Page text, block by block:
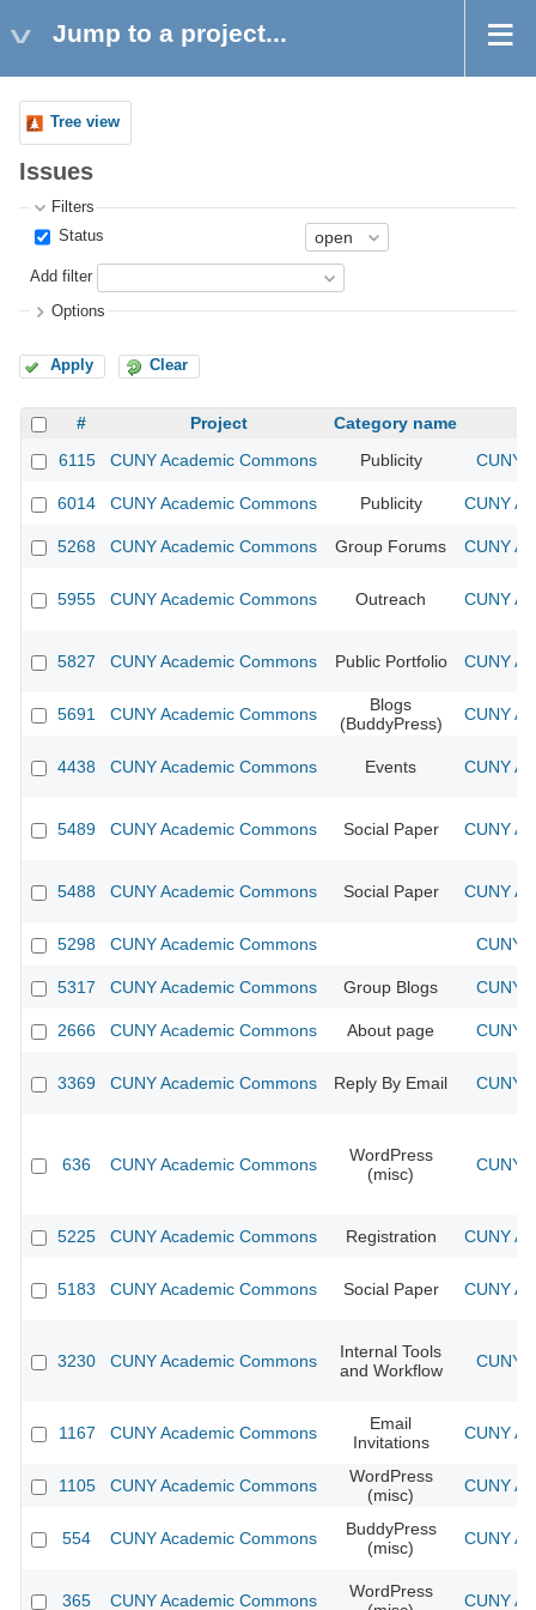
Jump to a project...
Tree view
Issues
Filters
Status
Add filter
Options
Apply Clear
# Project
Category name
6115
CUNY Academic Commons Publicity CUNY
6014 CUNY Academic Commons Publicity CUNY
5268 CUNY Academic Commons Group Forums CUNY
5955 CUNY Academic Commons Outreach CUNY
5827 CUNY Academic Commons Public Portfolio CUNY
5691 CUNY Academic Commons
Blogs
(BuddyPress)
CUNY
4438 CUNY Academic Commons Events CUNY
5489 CUNY Academic Commons Social Paper CUNY
5488 CUNY Academic Commons Social Paper CUNY
5298 CUNY Academic Commons CUNY
5317 CUNY Academic Commons Group Blogs CUNY
2666 CUNY Academic Commons About page CUNY
3369 CUNY Academic Commons Reply By Email CUNY
636 CUNY Academic Commons
WordPress
(misc)
CUNY
5225 CUNY Academic Commons Registration CUNY
5183 CUNY Academic Commons Social Paper CUNY
3230 CUNY Academic Commons
Internal Tools
and Workflow
CUNY
1167 CUNY Academic Commons
Email
Invitations
CUNY
1105 CUNY Academic Commons
WordPress
(misc)
CUNY
554 CUNY Academic Commons
BuddyPress
(misc)
CUNY
365 CUNY Academic Commons
WordPress
CUNY